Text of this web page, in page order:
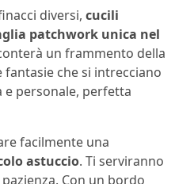
diversi, cucili
patchwork unica nel
un frammento della
che si intrecciano
e personale, perfetta
facilmente una
astuccio. Ti serviranno
Con un bordo